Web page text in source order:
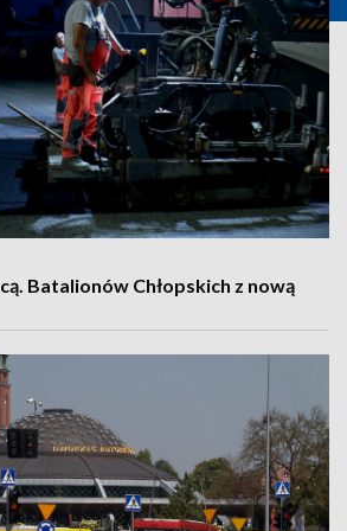
Batalionów Chłopskich z nową